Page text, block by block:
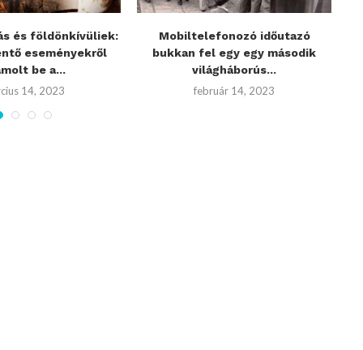
és földönkívüliek:
eseményekről
be a...
14, 2023
Mobiltelefonozó időutazó
bukkan fel egy egy második
világháborús...
február 14, 2023